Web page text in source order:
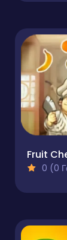
Fruit
0 (0